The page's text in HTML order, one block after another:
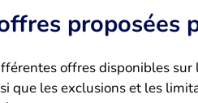
proposées
offres disponibles
que les exclusions et les